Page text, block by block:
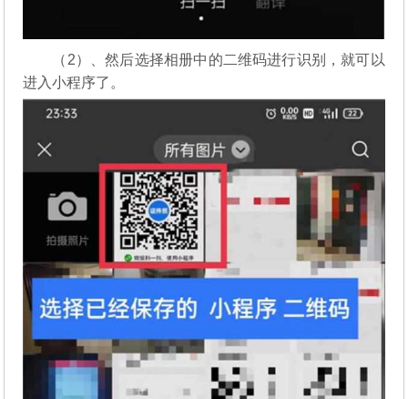
（2）、然后选择相册中的二维码进行识别，就可以
进入小程序了。